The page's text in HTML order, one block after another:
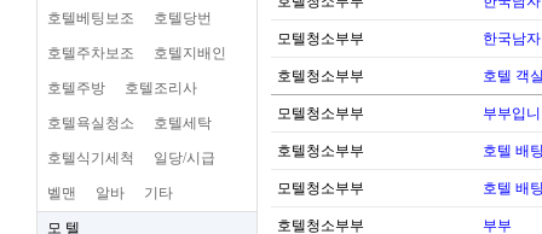
호텔베팅보조 호텔당번
호텔주차보조 호텔지배인
호텔주방 호텔조리사
호텔욕실청소 호텔세탁
호텔식기세척 일당/시급
벨맨 알바 기타
모 텔
모텔청소부부 한국남
호텔청소부부 호텔 객
모텔청소부부 부부입
호텔청소부부 호텔 배
모텔청소부부 호텔 배
호텔청소부부 부부